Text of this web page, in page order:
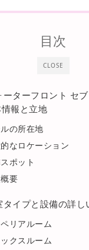
CLOSE
目次
ーターフロント セ
報と立地
の所在地
なロケーション
ポット
要
タイプと設備の詳し
リアルーム
クスルーム